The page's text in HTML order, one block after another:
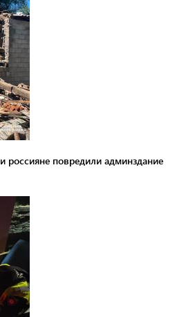
россияне повредили админздание